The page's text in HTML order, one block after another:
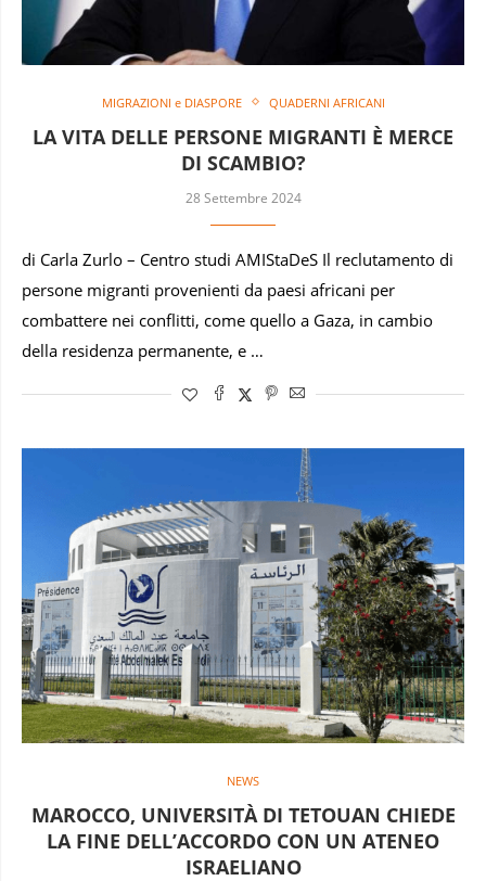
MIGRAZIONI e DIASPORE QUADERNI AFRICANI
LA VITA DELLE PERSONE MIGRANTI È MERCE
DI SCAMBIO?
28 Settembre 2024
di Carla Zurlo – Centro studi AMIStaDeS Il reclutamento di
persone migranti provenienti da paesi africani per
combattere nei conflitti, come quello a Gaza, in cambio
della residenza permanente, e …
NEWS
MAROCCO, UNIVERSITÀ DI TETOUAN CHIEDE
LA FINE DELL’ACCORDO CON UN ATENEO
ISRAELIANO